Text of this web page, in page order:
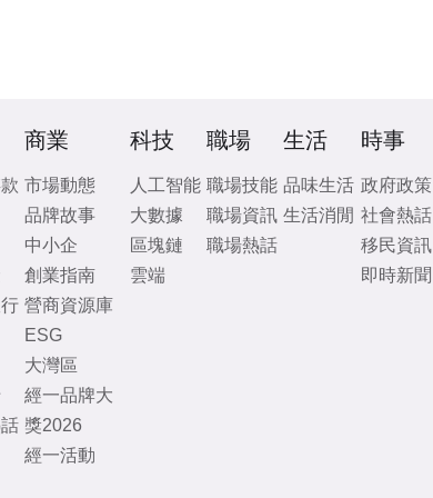
商業
市場動態
品牌故事
中小企
創業指南
營商資源庫
ESG
大灣區
經一品牌大
獎2026
經一活動
科技
人工智能
大數據
區塊鏈
雲端
職場
職場技能
職場資訊
職場熱話
生活
品味生活
生活消閒
時事
政府政策
社會熱話
移民資訊
即時新聞